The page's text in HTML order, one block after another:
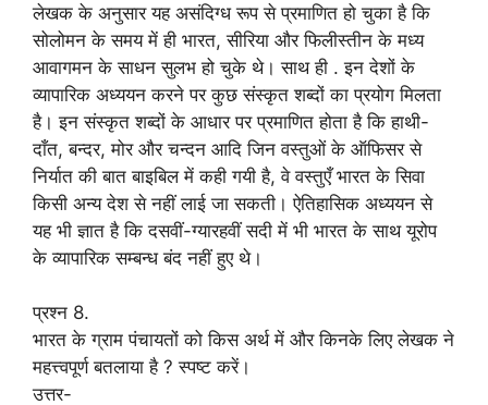
लेखक के अनुसार यह असंदिग्ध रूप से प्रमाणित हो चुका है कि
सोलोमन के समय में ही भारत, सीरिया और फिलीस्तीन के मध्य
आवागमन के साधन सुलभ हो चुके थे। साथ ही . इन देशों के
व्यापारिक अध्ययन करने पर कुछ संस्कृत शब्दों का प्रयोग मिलता
है। इन संस्कृत शब्दों के आधार पर प्रमाणित होता है कि हाथी-
दाँत, बन्दर, मोर और चन्दन आदि जिन वस्तुओं के ऑफिसर से
निर्यात की बात बाइबिल में कही गयी है, वे वस्तुएँ भारत के सिवा
किसी अन्य देश से नहीं लाई जा सकती। ऐतिहासिक अध्ययन से
यह भी ज्ञात है कि दसवीं-ग्यारहवीं सदी में भी भारत के साथ यूरोप
के व्यापारिक सम्बन्ध बंद नहीं हुए थे।
प्रश्न 8.
भारत के ग्राम पंचायतों को किस अर्थ में और किनके लिए लेखक ने
महत्त्वपूर्ण बतलाया है ? स्पष्ट करें।
उत्तर-